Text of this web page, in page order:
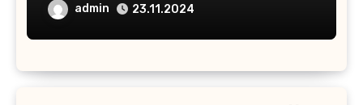
admin 23.11.2024